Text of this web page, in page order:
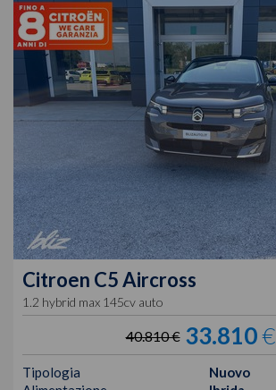
Citroen C5 Aircross
1.2 hybrid max 145cv auto
40.810 € 33.810€
Tipologia
Nuovo